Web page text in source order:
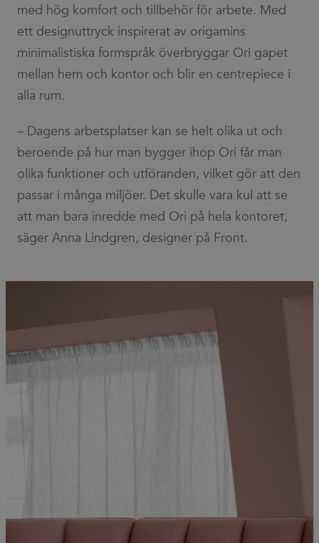
med hög komfort och tillbehör för arbete. Med
ett designuttryck inspirerat av origamins
minimalistiska formspråk överbryggar Ori gapet
mellan hem och kontor och blir en centrepiece i
alla rum.
– Dagens arbetsplatser kan se helt olika ut och
beroende på hur man bygger ihop Ori får man
olika funktioner och utföranden, vilket gör att den
passar i många miljöer. Det skulle vara kul att se
att man bara inredde med Ori på hela kontoret,
säger Anna Lindgren, designer på Front.